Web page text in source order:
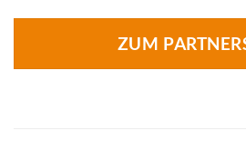
ZUM